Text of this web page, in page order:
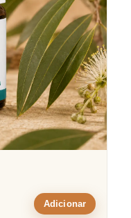
Adicionar